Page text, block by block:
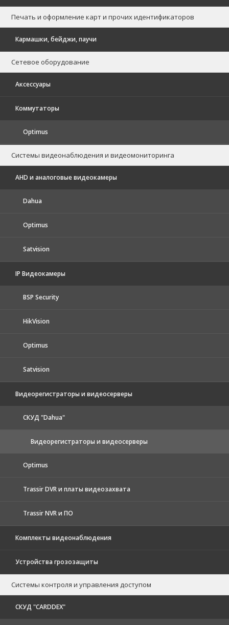
Печать и оформление карт и прочих идентификаторов
Кармашки, бейджи, паучи
Сетевое оборудование
Аксессуары
Коммутаторы
Optimus
Системы видеонаблюдения и видеомониторинга
AHD и аналоговые видеокамеры
Dahua
Optimus
Satvision
IP Видеокамеры
BSP Security
HikVision
Optimus
Satvision
Видеорегистраторы и видеосерверы
CКУД "Dahua"
Видеорегистраторы и видеосерверы
Optimus
Trassir DVR и платы видеозахвата
Trassir NVR и ПО
Комплекты видеонаблюдения
Устройства грозозащиты
Системы контроля и управления доступом
CКУД "CARDDEX"